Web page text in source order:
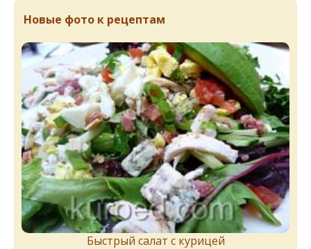
Новые фото к рецептам
Быстрый салат с курицей